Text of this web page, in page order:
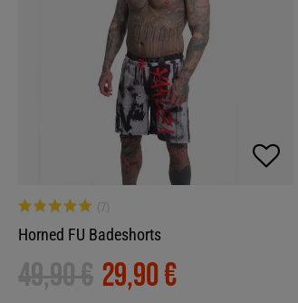
Horned FU Badeshorts
49,90 € 29,90 €